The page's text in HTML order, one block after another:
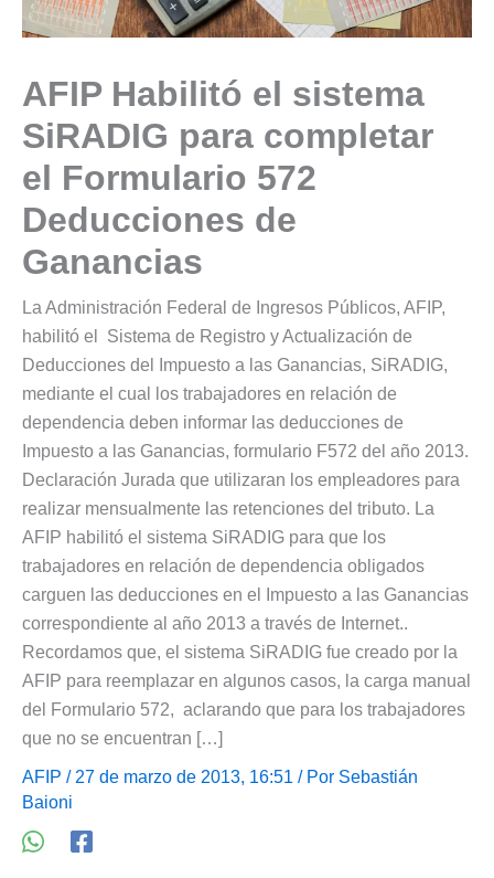
AFIP Habilitó el sistema
SiRADIG para completar
el Formulario 572
Deducciones de
Ganancias
La Administración Federal de Ingresos Públicos, AFIP,
habilitó el Sistema de Registro y Actualización de
Deducciones del Impuesto a las Ganancias, SiRADIG,
mediante el cual los trabajadores en relación de
dependencia deben informar las deducciones de
Impuesto a las Ganancias, formulario F572 del año 2013.
Declaración Jurada que utilizaran los empleadores para
realizar mensualmente las retenciones del tributo. La
AFIP habilitó el sistema SiRADIG para que los
trabajadores en relación de dependencia obligados
carguen las deducciones en el Impuesto a las Ganancias
correspondiente al año 2013 a través de Internet..
Recordamos que, el sistema SiRADIG fue creado por la
AFIP para reemplazar en algunos casos, la carga manual
del Formulario 572, aclarando que para los trabajadores
que no se encuentran […]
AFIP / 27 de marzo de 2013, 16:51 / Por Sebastián
Baioni